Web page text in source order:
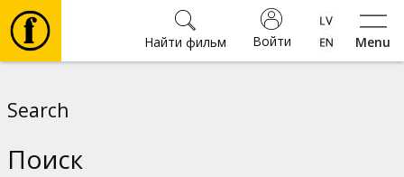
Menu
Войти
Найти фильм
Search
Поиск